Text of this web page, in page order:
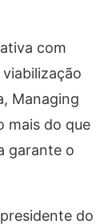
com
Managing
mais do que
garante o
do